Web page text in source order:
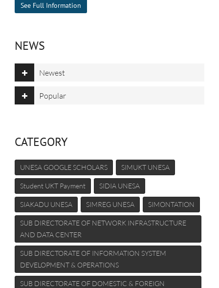
See Full Information
NEWS
Newest
Popular
CATEGORY
UNESA GOOGLE SCHOLARS SIMUKT UNESA
Student UKT Payment SIDIA UNESA
SIAKADU UNESA SIMREG UNESA SIMONTATION
SUB DIRECTORATE OF NETWORK INFRASTRUCTURE
AND DATA CENTER
SUB DIRECTORATE OF INFORMATION SYSTEM
DEVELOPMENT & OPERATIONS
SUB DIRECTORATE OF DOMESTIC & FOREIGN